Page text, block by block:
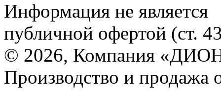
Информация не является
публичной офертой (ст.
© 2026, Компания
Производство и продажа